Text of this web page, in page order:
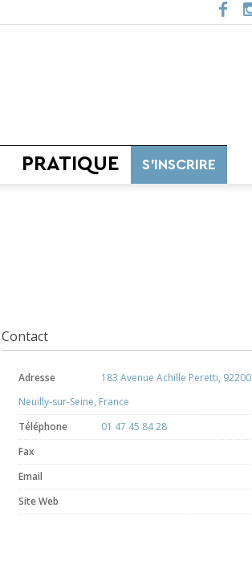
PRATIQUE S’INSCRIRE
Contact
Adresse
183 Avenue Achille Peretti, 92200
Neuilly-sur-Seine, France
Téléphone
01 47 45 84 28
Fax
Email
Site Web